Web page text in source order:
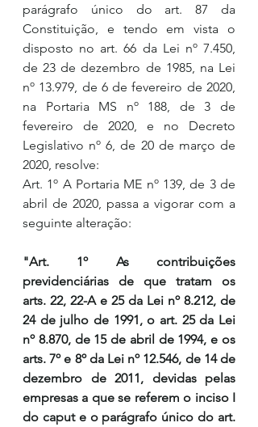
parágrafo único do art. 87 da
Constituição, e tendo em vista o
disposto no art. 66 da Lei nº 7.450,
de 23 de dezembro de 1985, na Lei
nº 13.979, de 6 de fevereiro de 2020,
na Portaria MS nº 188, de 3 de
fevereiro de 2020, e no Decreto
Legislativo nº 6, de 20 de março de
2020, resolve:
Art. 1º A Portaria ME nº 139, de 3 de
abril de 2020, passa a vigorar com a
seguinte alteração:
"Art. 1º As contribuições
previdenciárias de que tratam os
arts. 22, 22-A e 25 da Lei nº 8.212, de
24 de julho de 1991, o art. 25 da Lei
nº 8.870, de 15 de abril de 1994, e os
arts. 7º e 8º da Lei nº 12.546, de 14 de
dezembro de 2011, devidas pelas
empresas a que se referem o inciso I
do caput e o parágrafo único do art.